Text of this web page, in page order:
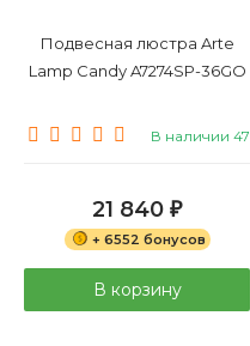
Подвесная люстра Arte
Lamp Candy A7274SP-36GO
В наличии 47
21 840 ₽
+ 6552 бонусов
В корзину